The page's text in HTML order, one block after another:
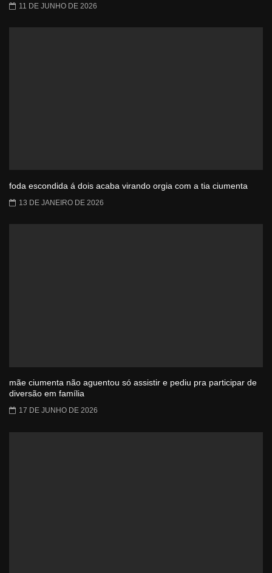
11 DE JUNHO DE 2026
foda escondida á dois acaba virando orgia com a tia ciumenta
13 DE JANEIRO DE 2026
mãe ciumenta não aguentou só assistir e pediu pra participar de
diversão em família
17 DE JUNHO DE 2026